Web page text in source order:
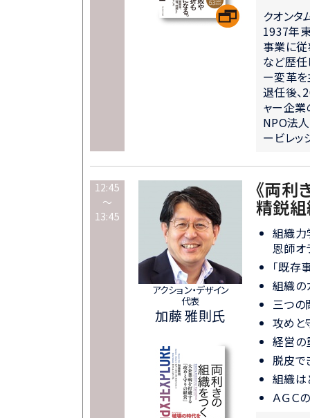
クオン
1937年
事業に従
など歴任
ー変革を
退任後、
ャー企業
NPO法人
ービレッ
12:45
～
13:45
アクション・デザイン
代表
加藤 雅則氏
《両利
精鋭組
組織力
恩師オ
「既存
組織の
三つの
攻めと
経営の
脱皮で
組織は
ＡＧＣ